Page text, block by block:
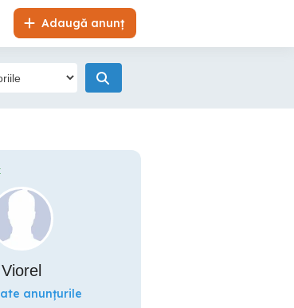
Adaugă anunț
Viorel
anunțurile